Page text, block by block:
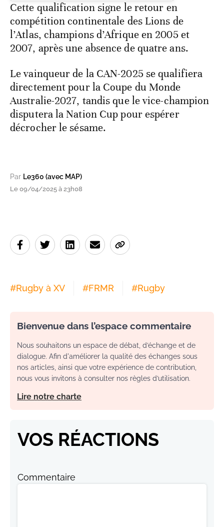
Cette qualification signe le retour en
compétition continentale des Lions de
l’Atlas, champions d’Afrique en 2005 et
2007, après une absence de quatre ans.
Le vainqueur de la CAN-2025 se qualifiera
directement pour la Coupe du Monde
Australie-2027, tandis que le vice-champion
disputera la Nation Cup pour espérer
décrocher le sésame.
Par Le360 (avec MAP)
Le 09/04/2025 à 23h08
#Rugby à XV #FRMR #Rugby
Bienvenue dans l’espace commentaire
Nous souhaitons un espace de débat, d’échange et de
dialogue. Afin d'améliorer la qualité des échanges sous
nos articles, ainsi que votre expérience de contribution,
nous vous invitons à consulter nos règles d’utilisation.
Lire notre charte
VOS RÉACTIONS
Commentaire